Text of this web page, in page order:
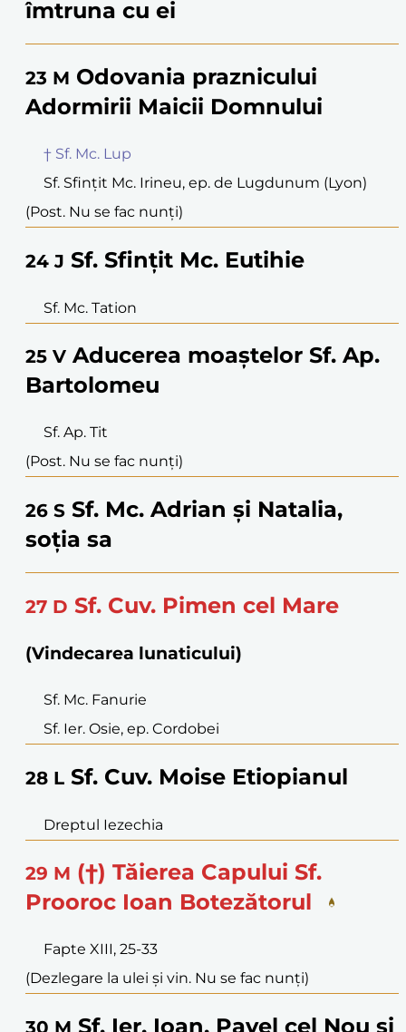
îmtruna cu ei
23 M Odovania praznicului
Adormirii Maicii Domnului
† Sf. Mc. Lup
Sf. Sfințit Mc. Irineu, ep. de Lugdunum (Lyon)
(Post. Nu se fac nunți)
24 J Sf. Sfințit Mc. Eutihie
Sf. Mc. Tation
25 V Aducerea moaștelor Sf. Ap.
Bartolomeu
Sf. Ap. Tit
(Post. Nu se fac nunți)
26 S Sf. Mc. Adrian și Natalia,
soția sa
27 D Sf. Cuv. Pimen cel Mare
(Vindecarea lunaticului)
Sf. Mc. Fanurie
Sf. Ier. Osie, ep. Cordobei
28 L Sf. Cuv. Moise Etiopianul
Dreptul Iezechia
29 M (†) Tăierea Capului Sf.
Prooroc Ioan Botezătorul
Fapte XIII, 25-33
(Dezlegare la ulei și vin. Nu se fac nunți)
Sf. Ier. Ioan, Pavel cel Nou și